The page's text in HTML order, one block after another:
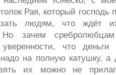
Рая, который
людям, что ждёт
Но зачем
уверенности, что
на полную катушку, а
их можно не